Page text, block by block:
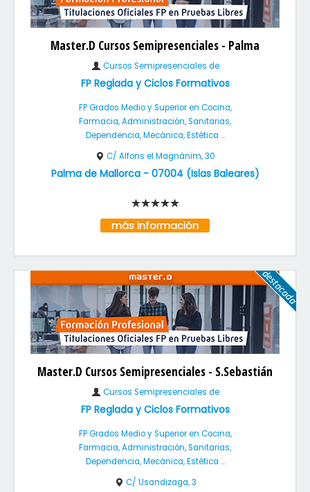
Master.D Cursos Semipresenciales - Palma
Cursos Semipresenciales de
FP Reglada y Ciclos Formativos
FP Grados Medio y Superior en Cocina,
Farmacia, Administración, Sanitarias,
Dependencia, Mecánica, Estética ...
C/ Alfons el Magnànim, 30
Palma de Mallorca- 07004(Islas Baleares)
más información
Master.D Cursos Semipresenciales - S.Sebastián
Cursos Semipresenciales de
FP Reglada y Ciclos Formativos
FP Grados Medio y Superior en Cocina,
Farmacia, Administración, Sanitarias,
Dependencia, Mecánica, Estética ...
C/ Usandizaga, 3